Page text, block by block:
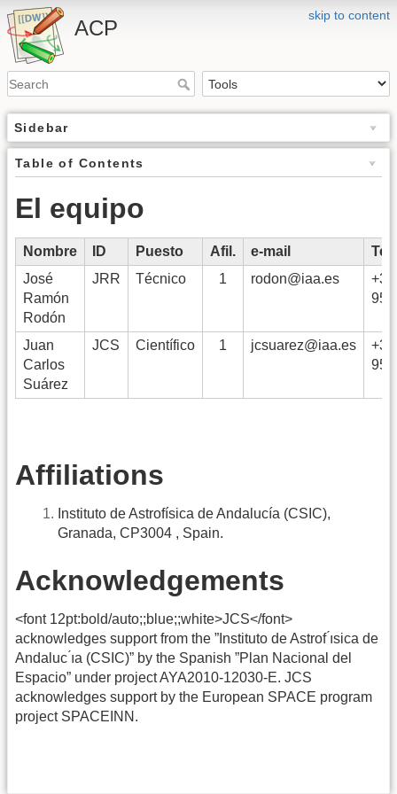
skip to content
ACP
Sidebar
Table of Contents
El equipo
Nombre ID Puesto Afil. e-mail
Tel
José
Ramón
Rodón
JRR Técnico 1 rodon@iaa.es
+34
Juan
Carlos
Suárez
JCS Científico 1 jcsuarez@iaa.es
+34
Affiliations
Instituto de Astrofísica de Andalucía (CSIC),
Granada, CP3004 , Spain.
Acknowledgements
<font 12pt:bold/auto;;blue;;white>JCS</font>
acknowledges support from the ”Instituto de Astrof ́ısica de
Andaluc ́ıa (CSIC)” by the Spanish ”Plan Nacional del
Espacio” under project AYA2010-12030-E. JCS
acknowledges support by the European SPACE program
project SPACEINN.